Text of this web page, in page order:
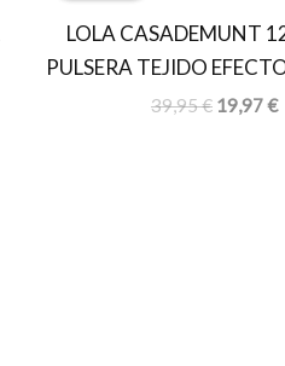
LOLA CASADEMUNT
PULSERA TEJIDO
39,95€
39,95 €.
19,97€